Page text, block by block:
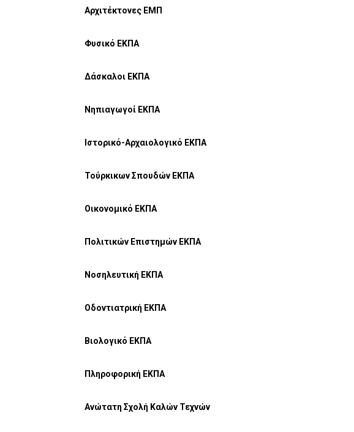
Αρχιτέκτονες ΕΜΠ
Φυσικό ΕΚΠΑ
Δάσκαλοι ΕΚΠΑ
Νηπιαγωγοί ΕΚΠΑ
Ιστορικό-Αρχαιολογικό ΕΚΠΑ
Τούρκικων Σπουδών ΕΚΠΑ
Οικονομικό ΕΚΠΑ
Πολιτικών Επιστημών ΕΚΠΑ
Νοσηλευτική ΕΚΠΑ
Οδοντιατρική ΕΚΠΑ
Βιολογικό ΕΚΠΑ
Πληροφορική ΕΚΠΑ
Ανώτατη Σχολή Καλών Τεχνών